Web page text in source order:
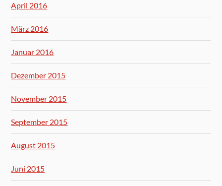
April 2016
März 2016
Januar 2016
Dezember 2015
November 2015
September 2015
August 2015
Juni 2015